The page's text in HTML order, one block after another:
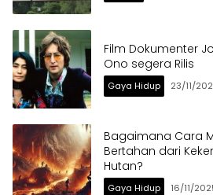
Film Dokumenter
Ono segera Rilis
Gaya Hidup 23/11/
Bagaimana Cara
Bertahan dari
Hutan?
Gaya Hidup 16/11/